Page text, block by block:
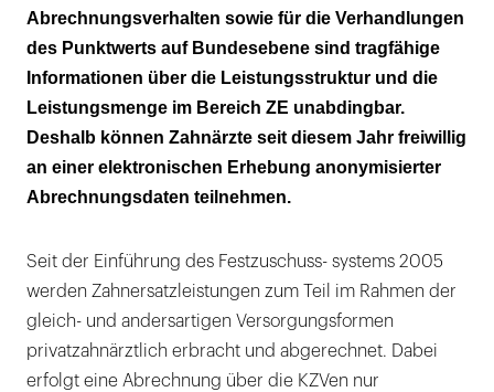
wird
So verbessern Sie die Verhandlungsbasis
Abrechnungsverhalten sowie für die Verhandlungen
des Punktwerts auf Bundesebene sind tragfähige
Informationen über die Leistungsstruktur und die
Leistungsmenge im Bereich ZE unabdingbar.
Deshalb können Zahnärzte seit diesem Jahr freiwillig
an einer elektronischen Erhebung anonymisierter
Abrechnungsdaten teilnehmen.
Seit der Einführung des Festzuschuss- systems 2005
werden Zahnersatzleistungen zum Teil im Rahmen der
gleich- und andersartigen Versorgungsformen
privatzahnärztlich erbracht und abgerechnet. Dabei
erfolgt eine Abrechnung über die KZVen nur